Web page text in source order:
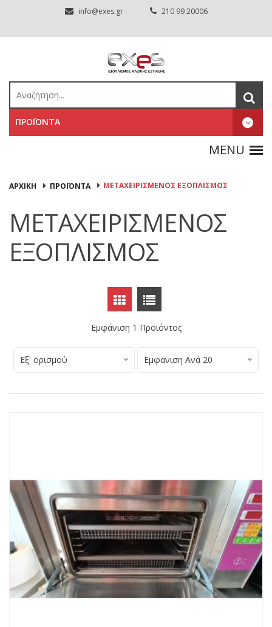
info@exes.gr 210 99 20006
ΠΡΟΪΟΝΤΑ
ΑΡΧΙΚΉ ΠΡΟΪΟΝΤΑ ΜΕΤΑΧΕΙΡΙΣΜΕΝΟΣ ΕΞΟΠΛΙΣΜΟΣ
ΜΕΤΑΧΕΙΡΙΣΜΕΝΟΣ
ΕΞΟΠΛΙΣΜΟΣ
Εμφάνιση 1 Προϊόντος
Εξ' ορισμού Εμφάνιση Ανά 20